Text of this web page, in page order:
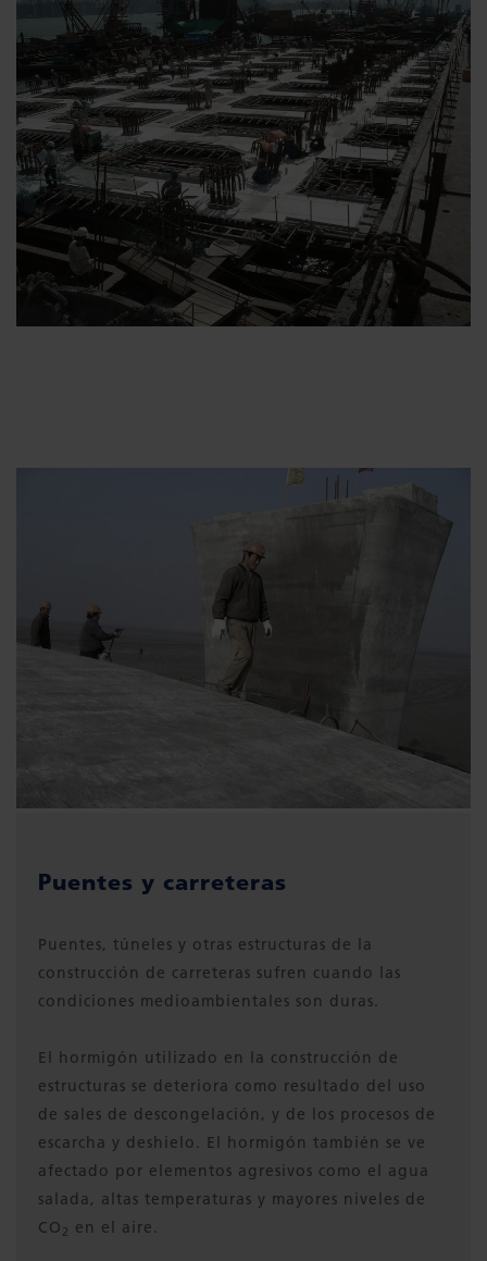
Puentes y carreteras
Puentes, túneles y otras estructuras de la
construcción de carreteras sufren cuando las
condiciones medioambientales son duras.
El hormigón utilizado en la construcción de
estructuras se deteriora como resultado del uso
de sales de descongelación, y de los procesos de
escarcha y deshielo. El hormigón también se ve
afectado por elementos agresivos como el agua
salada, altas temperaturas y mayores niveles de
CO 2 en el aire.